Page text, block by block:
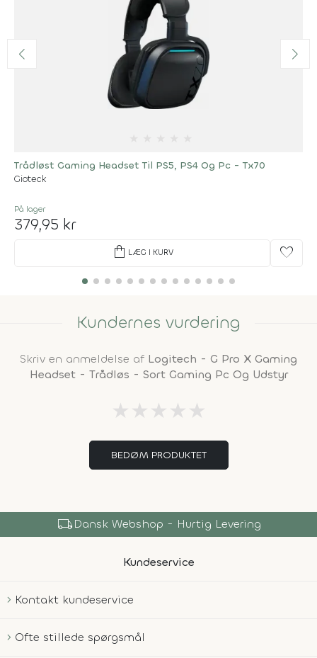
Trådløst Gaming Headset Til PS5, PS4 Og Pc - Tx70
Gioteck
På lager
379,95 kr
shopping_bag LÆG I KURV favorite
Kundernes vurdering
Skriv en anmeldelse af Logitech - G Pro X Gaming
Headset - Trådløs - Sort Gaming Pc Og Udstyr
★ ★ ★ ★ ★
BEDØM PRODUKTET
Dansk Webshop - Hurtig Levering
Kundeservice
Kontakt kundeservice
Ofte stillede spørgsmål